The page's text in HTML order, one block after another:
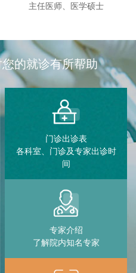
主任医师、医学硕士
的就诊有所帮助
门诊出诊表
各科室、门诊及专家出诊时
间
专家介绍
了解院内知名专家